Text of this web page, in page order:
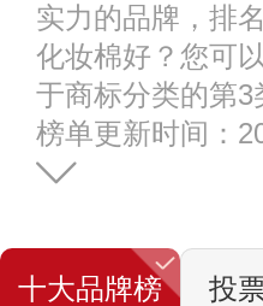
实力的品牌，排
化妆棉好？您可
于商标分类的第3
榜单更新时间：
十大品牌榜 投